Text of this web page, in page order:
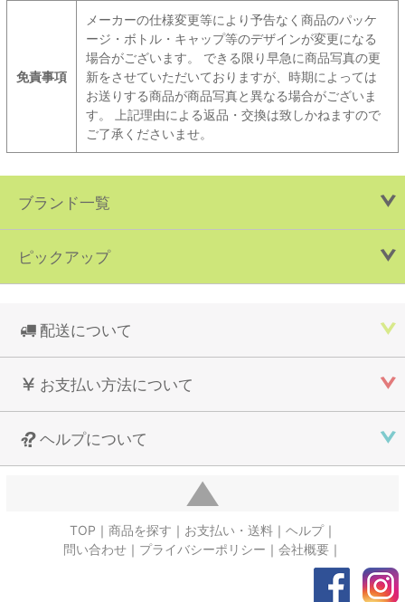
免責事項
メーカーの仕様変更等により予告なく商品のパッケ
ージ・ボトル・キャップ等のデザインが変更になる
場合がございます。 できる限り早急に商品写真の更
新をさせていただいておりますが、時期によっては
お送りする商品が商品写真と異なる場合がございま
す。 上記理由による返品・交換は致しかねますので
ご了承くださいませ。
ブランド一覧
ピックアップ
配送について
お支払い方法について
ヘルプについて
TOP 商品を探す お支払い・送料
ヘルプ
問い合わせ
プライバシーポリシー 会社概要